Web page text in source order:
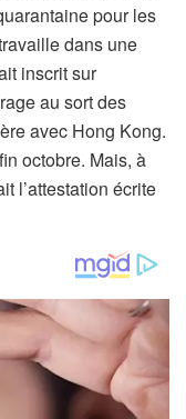
pour les
dans une
inscrit sur
au sort des
avec Hong Kong.
octobre. Mais, à
l’attestation écrite